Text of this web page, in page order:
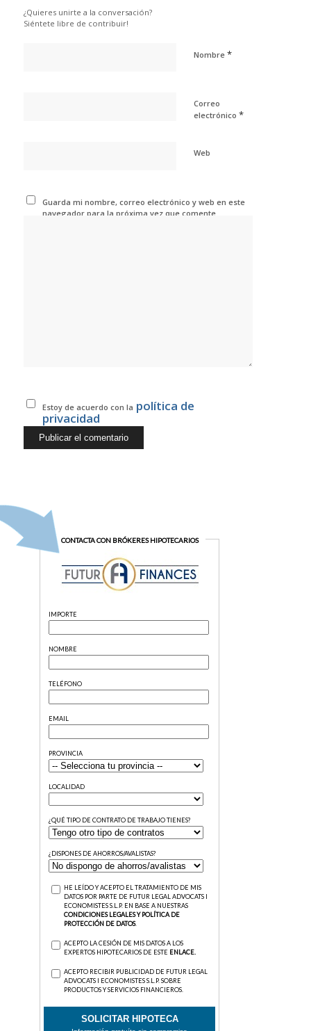
¿Quieres unirte a la conversación?
Siéntete libre de contribuir!
Nombre *
Correo
electrónico *
Web
Guarda mi nombre, correo electrónico y web en este
navegador para la próxima vez que comente.
Estoy de acuerdo con la política de
privacidad